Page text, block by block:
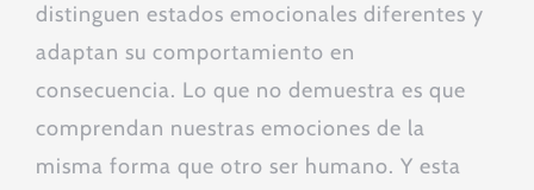
distinguen estados emocionales diferentes y
adaptan su comportamiento en
consecuencia. Lo que no demuestra es que
comprendan nuestras emociones de la
misma forma que otro ser humano. Y esta